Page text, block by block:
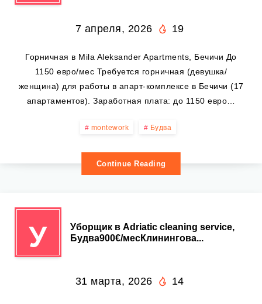
7 апреля, 2026 19
Горничная в Mila Aleksander Apartments, Бечичи До
1150 евро/мес Требуется горничная (девушка/
женщина) для работы в апарт-комплексе в Бечичи (17
апартаментов). Заработная плата: до 1150 евро…
montework Будва
Continue Reading
У
Уборщик в Adriatic cleaning service,
Будва900€/месКлинингова...
31 марта, 2026 14